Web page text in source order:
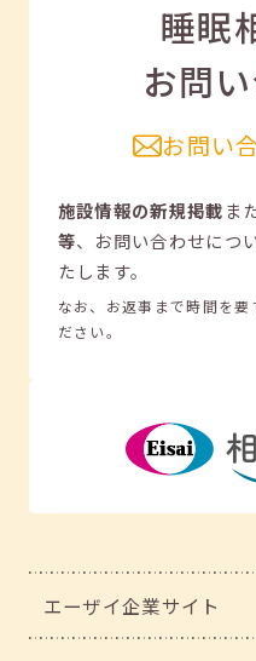
睡眠
お問
お問い
施設情報の新規掲載ま
等、 お問い合わせにつ
たします。
なお、お返事まで時間を
ださい。
エーザイ企業サイト